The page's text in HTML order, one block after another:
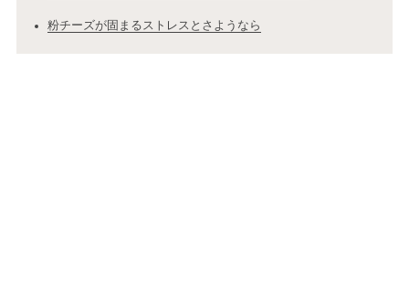
粉チーズが固まるストレスとさようなら